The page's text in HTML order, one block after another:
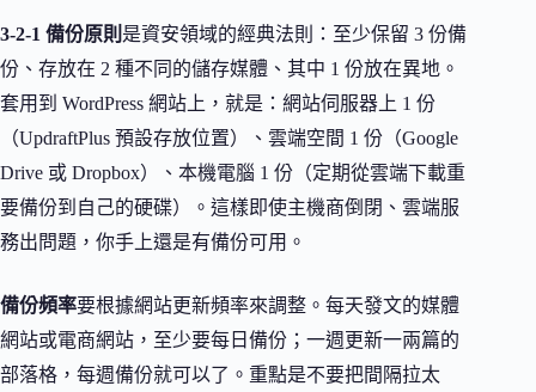
3-2-1 備份原則 是資安領域的經典法則：至少保留 3 份備
份、存放在 2 種不同的儲存媒體、其中 1 份放在異地。
套用到 WordPress 網站上，就是：網站伺服器上 1 份
（UpdraftPlus 預設存放位置）、雲端空間 1 份（Google
Drive 或 Dropbox）、本機電腦 1 份（定期從雲端下載重
要備份到自己的硬碟）。這樣即使主機商倒閉、雲端服
務出問題，你手上還是有備份可用。
備份頻率要根據網站更新頻率來調整。每天發文的媒體
網站或電商網站，至少要每日備份；一週更新一兩篇的
部落格，每週備份就可以了。重點是不要把間隔拉太